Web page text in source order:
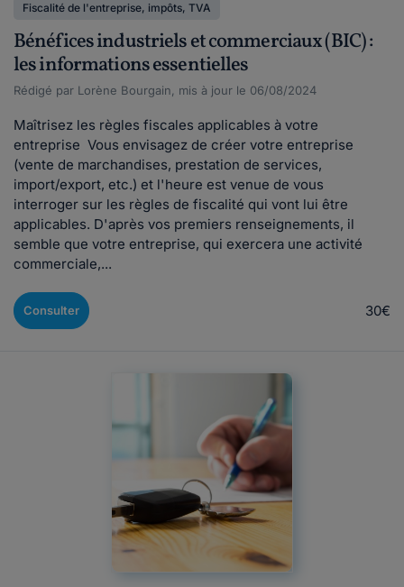
Fiscalité de l'entreprise, impôts, TVA
Bénéfices industriels et commerciaux (BIC) :
les informations essentielles
Rédigé par Lorène Bourgain, mis à jour le 06/08/2024
Maîtrisez les règles fiscales applicables à votre
entreprise Vous envisagez de créer votre entreprise
(vente de marchandises, prestation de services,
import/export, etc.) et l'heure est venue de vous
interroger sur les règles de fiscalité qui vont lui être
applicables. D'après vos premiers renseignements, il
semble que votre entreprise, qui exercera une activité
commerciale,...
Consulter 30€